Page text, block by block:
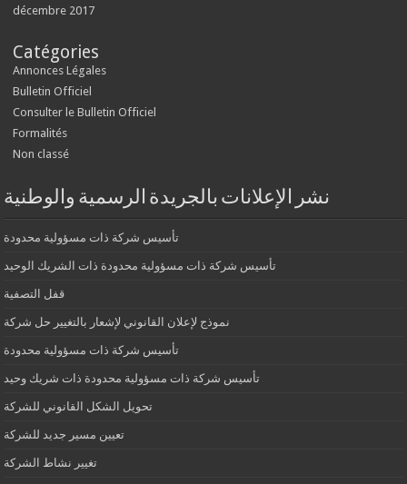
décembre 2017
Catégories
Annonces Légales
Bulletin Officiel
Consulter le Bulletin Officiel
Formalités
Non classé
نشر الإعلانات بالجريدة الرسمية والوطنية
تأسيس شركة ذات مسؤولية محدودة
تأسيس شركة ذات مسؤولية محدودة ذات الشريك الوحيد
قفل التصفية
نموذج لإعلان القانوني لإشعار بالتغيير حل شركة
تأسيس شركة ذات مسؤولية محدودة
تأسيس شركة ذات مسؤولية محدودة ذات شريك وحيد
تحويل الشكل القانوني للشركة
تعيين مسير جديد للشركة
تغيير نشاط الشركة